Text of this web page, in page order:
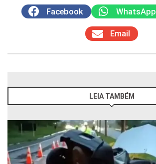
Facebook WhatsApp
Email
LEIA TAMBÉM